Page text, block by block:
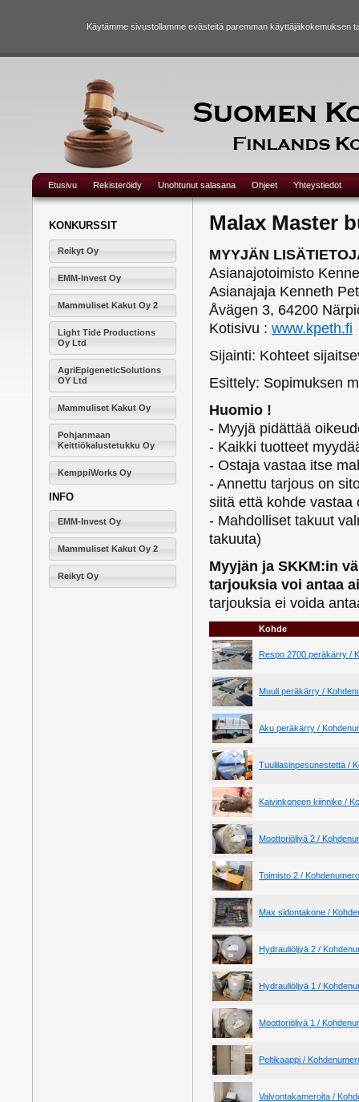
Käytämme sivustollamme evästeitä paremman
Etusivu Rekisteröidy Unohtunut salasana Ohjeet Yhteystiedot
KONKURSSIT
Reikyt Oy
EMM-Invest Oy
Mammuliset Kakut Oy 2
Light Tide Productions
Oy Ltd
AgriEpigeneticSolutions
OY Ltd
Mammuliset Kakut Oy
Pohjanmaan
Keittiökalustetukku Oy
KemppiWorks Oy
INFO
EMM-Invest Oy
Mammuliset Kakut Oy 2
Reikyt Oy
Malax Master
MYYJÄN
Asianajotoimisto
Asianajaja Kenneth
Åvägen 3, 64200
Kotisivu : www.kpeth.fi
Sijainti: Kohteet
Esittely: Sopimuksen
Huomio !
- Myyjä pidättää
- Kaikki tuotteet
- Ostaja vastaa itse
- Annettu tarjous on
siitä että kohde vastaa
- Mahdolliset takuut
takuuta)
Myyjän ja SKKM:in
tarjouksia voi antaa
tarjouksia ei voida
Kohde
Respo 2700 peräkärry /
Muuli peräkärry /
Aku peräkärry /
Tuulilasinpesunestettä /
Kaivinkoneen kiinnike /
Moottoriöljyä 2 /
Toimisto 2 /
Max sidontakone /
Hydrauliöljyä 2 /
Hydrauliöljyä 1 /
Moottoriöljyä 1 /
Peltikaappi /
Valvontakameroita /